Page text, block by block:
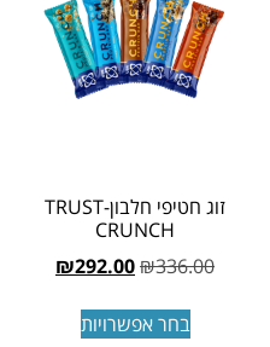
זוג חטיפי חלבון-TRUST
CRUNCH
₪336.00
₪292.00
בחר אפשרויות